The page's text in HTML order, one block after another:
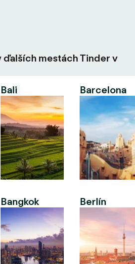
ďalších mestách Tinder v
Bali
Bangkok
Barcelona
Berlín